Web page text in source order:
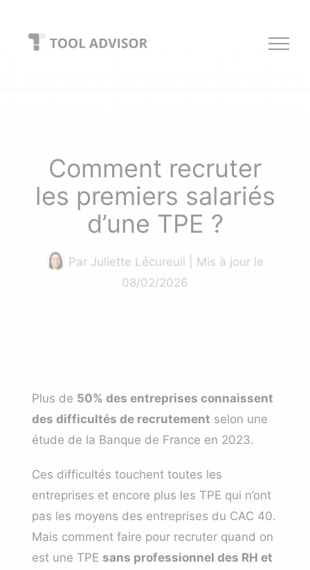
content
Comment recruter
les premiers salariés
d’une TPE ?
Par Juliette Lécureuil | Mis à jour le
08/02/2026
Plus de 50% des entreprises connaissent
des difficultés de recrutement selon une
étude de la Banque de France en 2023.
Ces difficultés touchent toutes les
entreprises et encore plus les TPE qui n’ont
pas les moyens des entreprises du CAC 40.
Mais comment faire pour recruter quand on
est une TPE sans professionnel des RH et